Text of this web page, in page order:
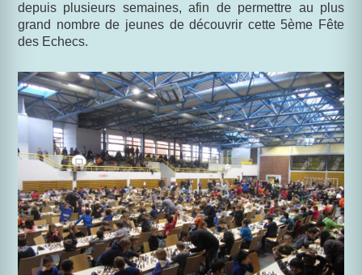
depuis plusieurs semaines, afin de permettre au plus
grand nombre de jeunes de découvrir cette 5ème Fête
des Echecs.